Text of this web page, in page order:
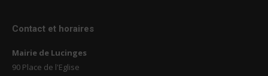
Contact et horaires
Mairie de Lucinges
90 Place de l'Eglise